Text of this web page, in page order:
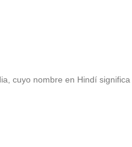
cuyo nombre en Hindí